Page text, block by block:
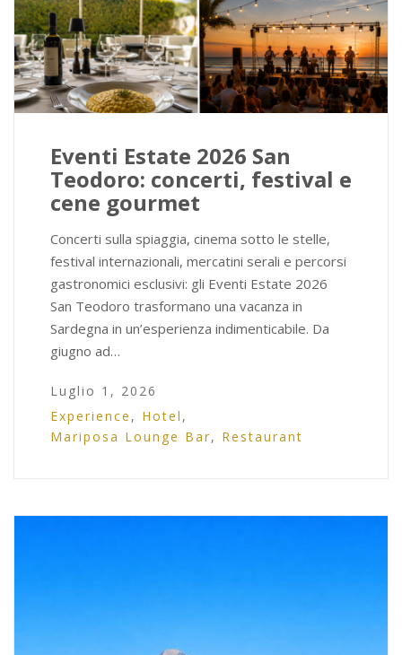
Eventi Estate 2026 San
Teodoro: concerti, festival e
cene gourmet
Concerti sulla spiaggia, cinema sotto le stelle,
festival internazionali, mercatini serali e percorsi
gastronomici esclusivi: gli Eventi Estate 2026
San Teodoro trasformano una vacanza in
Sardegna in un’esperienza indimenticabile. Da
giugno ad…
Luglio 1, 2026
Experience , Hotel ,
Mariposa Lounge Bar, Restaurant